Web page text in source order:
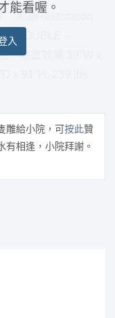
美國Restoration
DOUBLE –
、漆塗效果 38″W x
能看喔。
入
雕給小院，可按此贊
有相逢，小院拜謝。